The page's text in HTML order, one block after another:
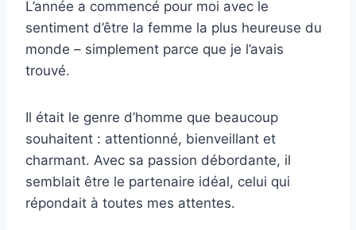
L’année a commencé pour moi avec le
sentiment d’être la femme la plus heureuse du
monde – simplement parce que je l’avais
trouvé.
Il était le genre d’homme que beaucoup
souhaitent : attentionné, bienveillant et
charmant. Avec sa passion débordante, il
semblait être le partenaire idéal, celui qui
répondait à toutes mes attentes.